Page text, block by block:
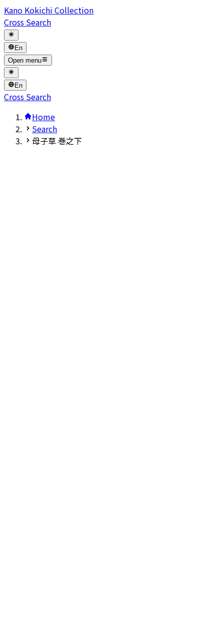
Kano Kokichi Collection
Cross Search
En
Open menu
En
Cross Search
Home
Search
母子草 巻之下